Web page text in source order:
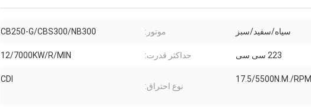
سیاه/سفید/سبز موتور: CB250-G/CBS300/NB300
223 سی سی حداکثر قدرت: 12/7000KW/R/MIN
17.5/5500N.M./RPM
نوع احتراق:
CDI